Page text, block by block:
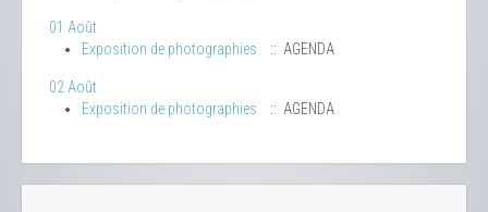
01 Août
Exposition de photographies
:: AGENDA
02 Août
Exposition de photographies
:: AGENDA